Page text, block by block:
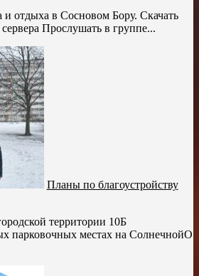
и отдыха в Сосновом Бору. Скачать
Прослушать в группе...
Планы по благоустройству
территории 10Б
парковочных местах на СолнечнойО